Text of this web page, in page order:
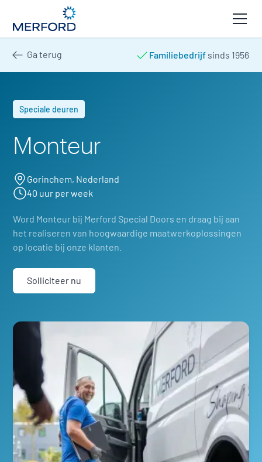
Ga terug Familiebedrijfsinds 1956
Speciale deuren
Monteur
Gorinchem, Nederland
40 uur per week
Word Monteur bij Merford Special Doors en draag bij aan
het realiseren van hoogwaardige maatwerkoplossingen
op locatie bij onze klanten.
Solliciteer nu